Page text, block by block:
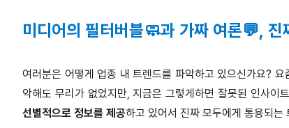
미디어의 필터버블🧼과 가짜 여론💬,
여러분은 어떻게 업종 내 트렌드를 파악하고 있으신가요?
악해도 무리가 없었지만, 지금은 그렇게하면 잘못된 인사이
선별적으로 정보를 제공하고 있어서 진짜 모두에게 통용되는